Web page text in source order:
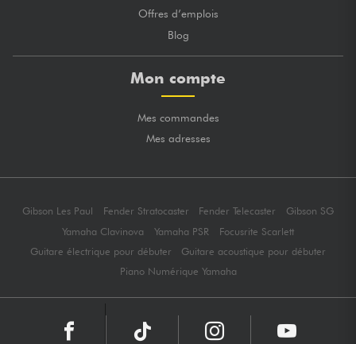
Offres d’emplois
Blog
Mon compte
Mes commandes
Mes adresses
Gibson Les Paul Fender Stratocaster Fender Telecaster
Gibson SG
Yamaha Clavinova
Yamaha PSR
Focusrite Scarlett
Guitare électrique pour débuter
Guitare acoustique pour débuter
Piano Numérique Yamaha